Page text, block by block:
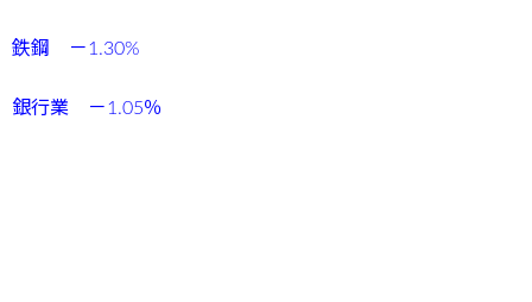
鉄鋼 －1.30%
銀行業 －1.05％